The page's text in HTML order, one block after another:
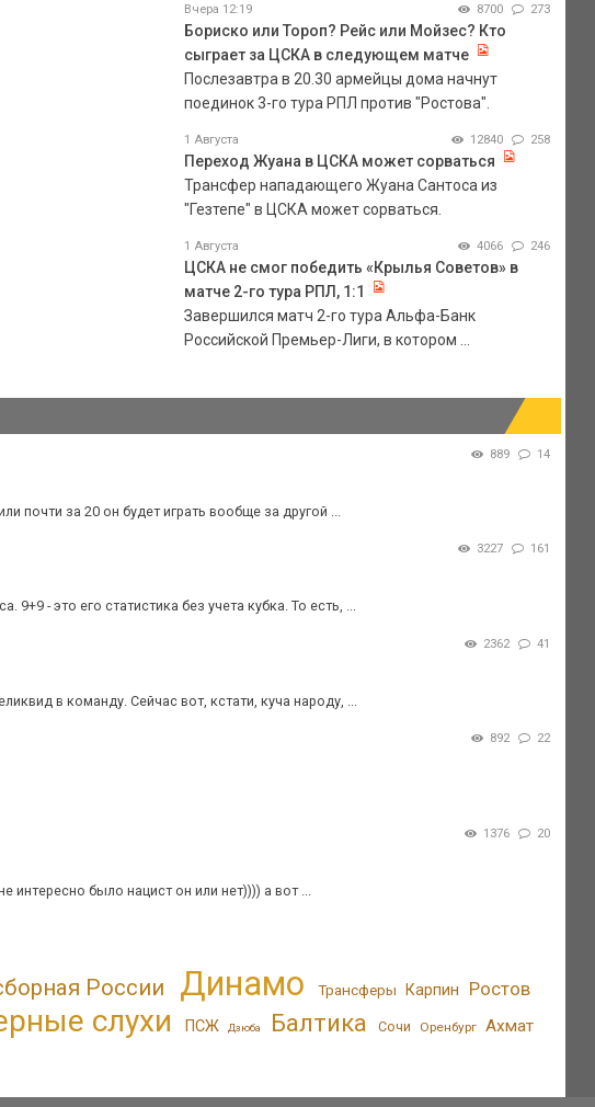
Вчера 12:19 8700 273
Бориско или Тороп? Рейс или Мойзес? Кто
сыграет за ЦСКА в следующем матче
Послезавтра в 20.30 армейцы дома начнут
поединок 3-го тура РПЛ против "Ростова".
1 Августа 12840 258
Переход Жуана в ЦСКА может сорваться
Трансфер нападающего Жуана Сантоса из
"Гезтепе" в ЦСКА может сорваться.
1 Августа 4066 246
ЦСКА не смог победить «Крылья Советов» в
матче 2-го тура РПЛ, 1:1
Завершился матч 2-го тура Альфа-Банк
Российской Премьер-Лиги, в котором ...
889 14
почти за 20 он будет играть вообще за другой ...
3227 161
- это его статистика без учета кубка. То есть, ...
2362 41
в команду. Сейчас вот, кстати, куча народу, ...
892 22
1376 20
интересно было нацист он или нет)))) а вот ...
России Динамо Трансферы Карпин Ростов
слухи ПСЖ Дзюба Балтика Сочи Оренбург Ахмат